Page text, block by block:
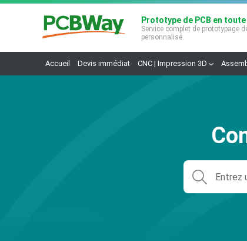
Prototype de PCB en
Service complet de prototypage
personnalisé.
Accueil Devis immédiat CNC | Impression 3D